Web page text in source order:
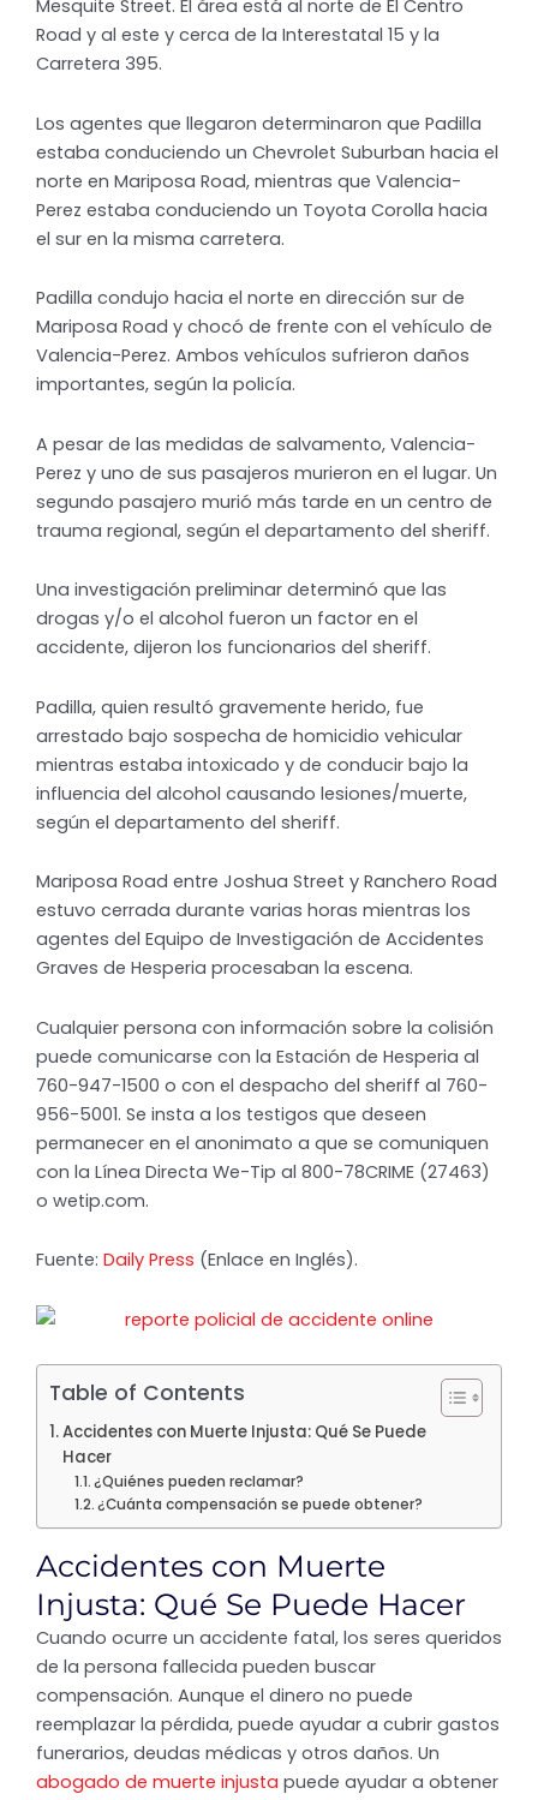
Mesquite Street. El área está al norte de El Centro
Road y al este y cerca de la Interestatal 15 y la
Carretera 395.
Los agentes que llegaron determinaron que Padilla
estaba conduciendo un Chevrolet Suburban hacia el
norte en Mariposa Road, mientras que Valencia-
Perez estaba conduciendo un Toyota Corolla hacia
el sur en la misma carretera.
Padilla condujo hacia el norte en dirección sur de
Mariposa Road y chocó de frente con el vehículo de
Valencia-Perez. Ambos vehículos sufrieron daños
importantes, según la policía.
A pesar de las medidas de salvamento, Valencia-
Perez y uno de sus pasajeros murieron en el lugar. Un
segundo pasajero murió más tarde en un centro de
trauma regional, según el departamento del sheriff.
Una investigación preliminar determinó que las
drogas y/o el alcohol fueron un factor en el
accidente, dijeron los funcionarios del sheriff.
Padilla, quien resultó gravemente herido, fue
arrestado bajo sospecha de homicidio vehicular
mientras estaba intoxicado y de conducir bajo la
influencia del alcohol causando lesiones/muerte,
según el departamento del sheriff.
Mariposa Road entre Joshua Street y Ranchero Road
estuvo cerrada durante varias horas mientras los
agentes del Equipo de Investigación de Accidentes
Graves de Hesperia procesaban la escena.
Cualquier persona con información sobre la colisión
puede comunicarse con la Estación de Hesperia al
760-947-1500 o con el despacho del sheriff al 760-
956-5001. Se insta a los testigos que deseen
permanecer en el anonimato a que se comuniquen
con la Línea Directa We-Tip al 800-78CRIME (27463)
o wetip.com.
Fuente: Daily Press (Enlace en Inglés).
Table of Contents
Accidentes con Muerte Injusta: Qué Se Puede
Hacer
¿Quiénes pueden reclamar?
¿Cuánta compensación se puede obtener?
Accidentes con Muerte
Injusta: Qué Se Puede Hacer
Cuando ocurre un accidente fatal, los seres queridos
de la persona fallecida pueden buscar
compensación. Aunque el dinero no puede
reemplazar la pérdida, puede ayudar a cubrir gastos
funerarios, deudas médicas y otros daños. Un
abogado de muerte injusta puede ayudar a obtener